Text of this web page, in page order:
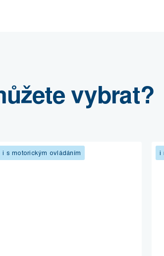
vybrat?
i s motorickým ovládáním i